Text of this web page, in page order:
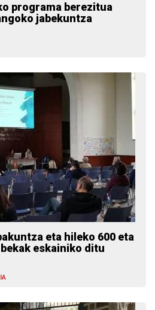
programa berezitua
jabekuntza
eta hileko 600 eta
eskainiko ditu